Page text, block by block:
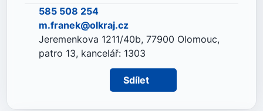
585 508 254
m.franek@olkraj.cz
Jeremenkova 1211/40b, 77900 Olomouc,
patro 13, kancelář: 1303
Sdílet